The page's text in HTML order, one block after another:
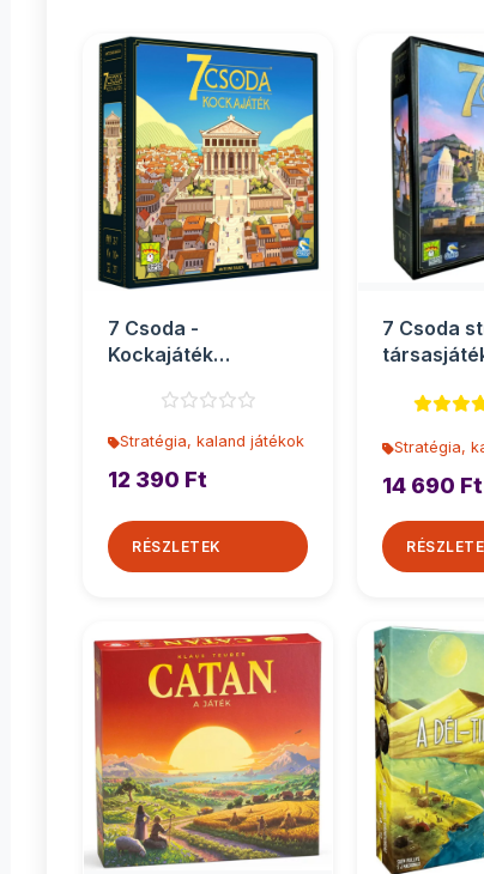
7 Csoda -
Kockajáték
Stratégia, kaland játékok
12 390 Ft
RÉSZLETEK
7 Csoda
Stratégia,
14 690 Ft